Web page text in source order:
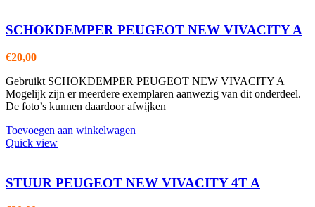
SCHOKDEMPER PEUGEOT NEW VIVACITY A
€20,00
Gebruikt SCHOKDEMPER PEUGEOT NEW VIVACITY A
Mogelijk zijn er meerdere exemplaren aanwezig van dit onderdeel.
De foto’s kunnen daardoor afwijken
Toevoegen aan winkelwagen
Quick view
STUUR PEUGEOT NEW VIVACITY 4T A